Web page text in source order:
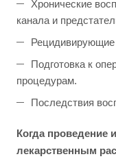
Хронические
канала и
Подготовка к
процедурам.
Последствия
Когда проведение
лекарственным